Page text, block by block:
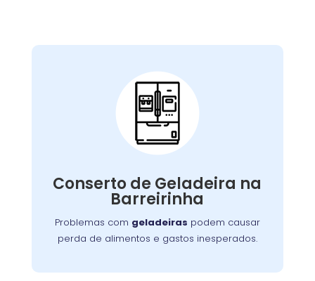
Conserto de Geladeira na
Barreirinha
Problemas com geladeiras podem causar
perda de alimentos e gastos inesperados.
Conserto de
Galadeira:
Nossos especialistas estão prontos para
ou componentes elétricos, garantindo a
conservação adequada dos alimentos.